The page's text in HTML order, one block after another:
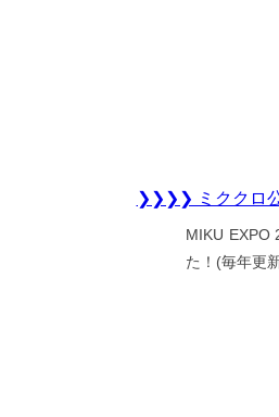
❯❯❯❯ ミククロ
MIKU EXPO
た！(毎年更